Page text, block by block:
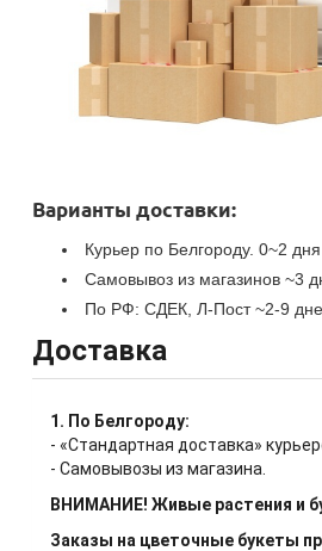
Варианты доставки:
Курьер по Белгороду. 0~2
Самовывоз из магазинов ~3
По РФ: СДЕК, Л-Пост ~2-9
Доставка
1. По Белгороду:
- «Стандартная доставка»
- Самовывозы из магазина.
ВНИМАНИЕ! Живые растения и
Заказы на цветочные букеты